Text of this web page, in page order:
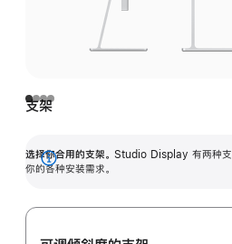
支架
选择你合用的支架。 Studio Display 有两种支
你的各种安装需求。
展